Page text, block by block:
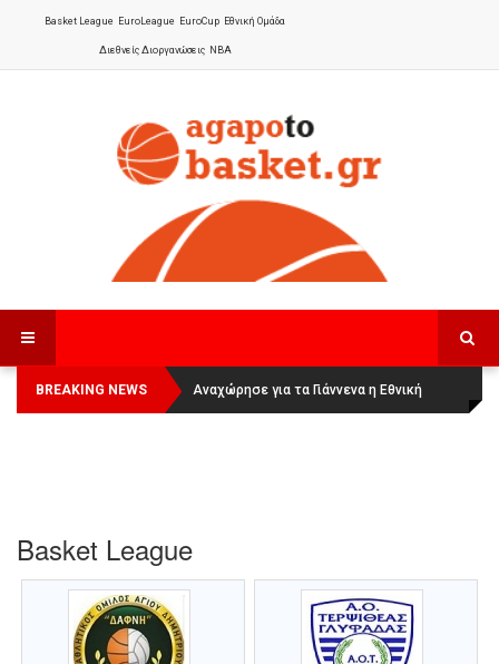
Basket League EuroLeague EuroCup Εθνική Ομάδα
Διεθνείς Διοργανώσεις NBA
BREAKING NEWS
Οι Πάνθηρες Καβάλας στην Women
Basketball League 1
Αναχώρησε για τα Γιάννενα η Εθνική
Γυναικών:
Basket League